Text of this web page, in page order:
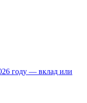
году — вклад или